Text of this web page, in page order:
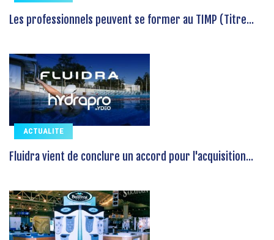
Les professionnels peuvent se former au TIMP (Titre...
ACTUALITE
Fluidra vient de conclure un accord pour l'acquisition...